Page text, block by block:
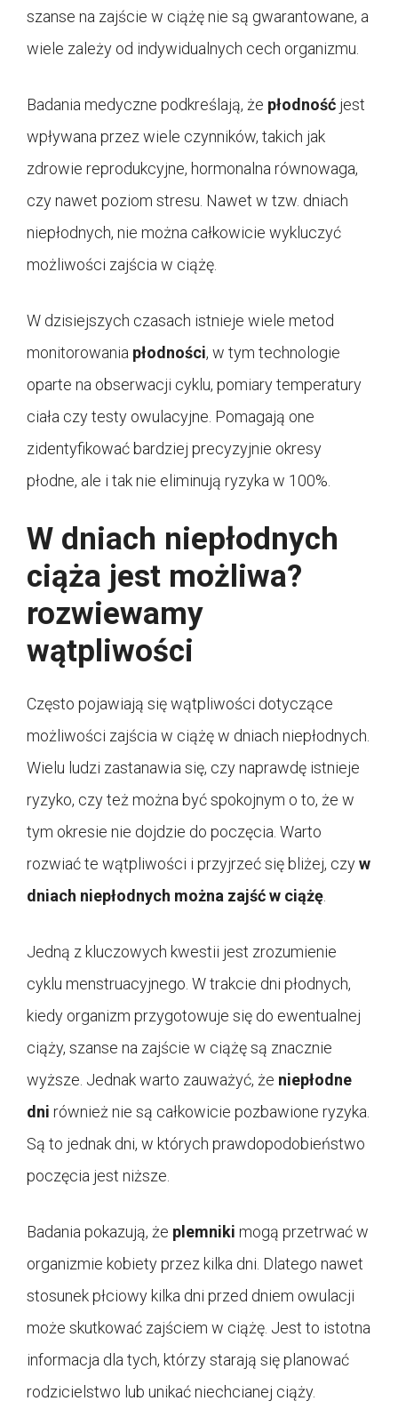
szanse na zajście w ciążę nie są gwarantowane, a
wiele zależy od indywidualnych cech organizmu.
Badania medyczne podkreślają, że płodność jest
wpływana przez wiele czynników, takich jak
zdrowie reprodukcyjne, hormonalna równowaga,
czy nawet poziom stresu. Nawet w tzw. dniach
niepłodnych, nie można całkowicie wykluczyć
możliwości zajścia w ciążę.
W dzisiejszych czasach istnieje wiele metod
monitorowania płodności, w tym technologie
oparte na obserwacji cyklu, pomiary temperatury
ciała czy testy owulacyjne. Pomagają one
zidentyfikować bardziej precyzyjnie okresy
płodne, ale i tak nie eliminują ryzyka w 100%.
W dniach niepłodnych
ciąża jest możliwa?
rozwiewamy
wątpliwości
Często pojawiają się wątpliwości dotyczące
możliwości zajścia w ciążę w dniach niepłodnych.
Wielu ludzi zastanawia się, czy naprawdę istnieje
ryzyko, czy też można być spokojnym o to, że w
tym okresie nie dojdzie do poczęcia. Warto
rozwiać te wątpliwości i przyjrzeć się bliżej, czyw
dniach niepłodnych można zajść w ciążę
Jedną z kluczowych kwestii jest zrozumienie
cyklu menstruacyjnego. W trakcie dni płodnych,
kiedy organizm przygotowuje się do ewentualnej
ciąży, szanse na zajście w ciążę są znacznie
wyższe. Jednak warto zauważyć, że niepłodne
dni również nie są całkowicie pozbawione ryzyka.
Są to jednak dni, w których prawdopodobieństwo
poczęcia jest niższe.
Badania pokazują, że plemniki mogą przetrwać w
organizmie kobiety przez kilka dni. Dlatego nawet
stosunek płciowy kilka dni przed dniem owulacji
może skutkować zajściem w ciążę. Jest to istotna
informacja dla tych, którzy starają się planować
rodzicielstwo lub unikać niechcianej ciąży.